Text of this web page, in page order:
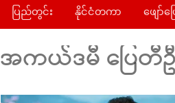
ပြည်တွင်း နိုင်ငံတကာ ဖျော်ဖ
အကယ်ဒမီ ပြေတီဦ